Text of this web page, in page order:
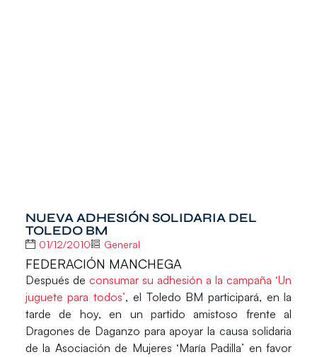
NUEVA ADHESIÓN SOLIDARIA DEL
TOLEDO BM
01/12/2010 General
FEDERACIÓN MANCHEGA
Después de consumar su adhesión a la campaña ‘Un
juguete para todos’, el Toledo BM participará, en la
tarde de hoy, en un partido amistoso frente al
Dragones de Daganzo para apoyar la causa solidaria
de la Asociación de Mujeres ‘María Padilla’ en favor